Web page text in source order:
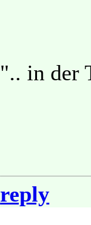
".. in der
reply